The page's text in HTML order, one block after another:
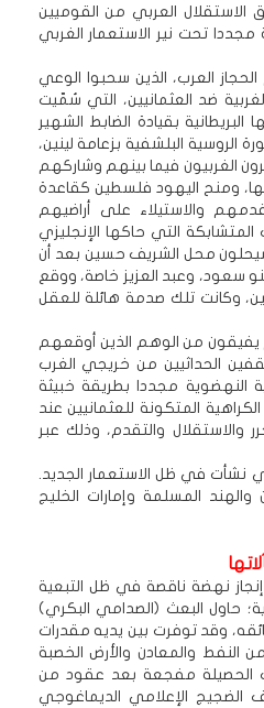
الاستقلال العربي من القوميين
تحت نير الاستعمار الغربي
العرب، الذين سحبوا الوعي
ضد العثمانيين، التي سُمّيت
مخابراتها البريطانية بقيادة الضابط الشهير
الروسية البلشفية بزعامة لينين،
الغربيون فيما بينهم وشاركهم
ومنح اليهود فلسطين كقاعدة
والاستيلاء على أراضيهم
التي حاكها الإنجليزي
سيحلون محل الشريف حسين بعد أن
سعود، وعبد العزيز خاصة، ووقع
وكانت تلك صدمة هائلة للعقل
يفيقون من الوهم الذين أوقعهم
الحداثيين من خريجي الغرب
النهضوية مجددا بطريقة خبيثة
المتكونة للعثمانيين عند
والاستقلال والتقدم، وذلك عبر
نشأت في ظل الاستعمار الجديد.
والهند المسلمة وإمارات الخليج
نهضة ناقصة في ظل التبعية
حاول البعث (الصدامي البكري)
وقد توفرت بين يديه مقدرات
النفط والمعادن والأرض الخصبة
الحصيلة مفجعة بعد عقود من
الضجيج الإعلامي الديماغوجي